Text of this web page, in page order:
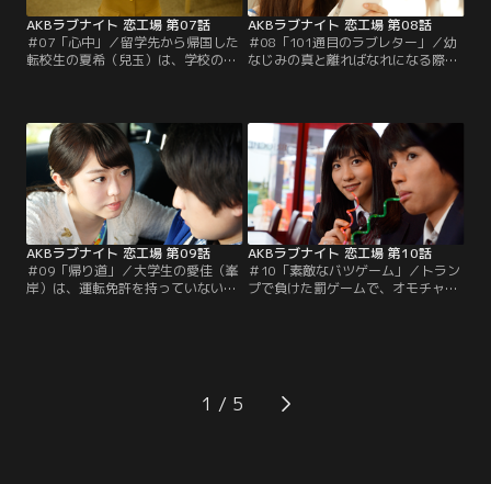
AKBラブナイト 恋工場 第07話
＃07「心中」／留学先から帰国した
転校生の夏希（兒玉）は、学校の図
すでに親が決めた許嫁がいた。ある
日の放課後、夏希が許嫁の先輩とキ
スをしているのを目撃し、動揺する
隆宏。互いの気持ちを確認した夏希
と隆宏は運命に抗うべく…。
AKBラブナイト 恋工場 第08話
＃08「101通目のラブレター」／幼
なじみの真と離ればなれになる際、
ことを止めなかった二人だが、真か
ら送られてきた100通目の手紙には
「これで最後にしよう」という文字
が。気持ちを押さえられなくなった
千鶴は真の住む北海道へ向かい、彼
の家を訪ねるが…。
AKBラブナイト 恋工場 第09話
＃09「帰り道」／大学生の愛佳（峯
岸）は、運転免許を持っていない恋
な愛佳は笑って返すが、彼の何気な
いひと言で二人は口論になってしま
AKBラブナイト 恋工場 第10話
＃10「素敵なバツゲーム」／トラン
プで負けた罰ゲームで、オモチャの
影を感じ、菜摘は深く傷ついてしま
う。泣きながら手錠のカギを外して
1